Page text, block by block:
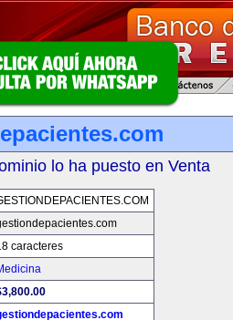
lo ha puesto en Venta
caracteres